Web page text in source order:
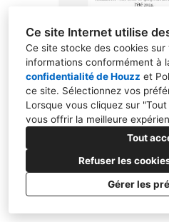
Ce site Internet utilise
Ce site stocke des cookies
informations conformément à
confidentialité de Houzz et
ce site. Sélectionnez vos
Lorsque vous cliquez sur
vous offrir la meilleure
Tout
Refuser les
Gérer les
Elle décoration, printemps-été
Elle Décoration printemps-été
3 tendances outdoor du